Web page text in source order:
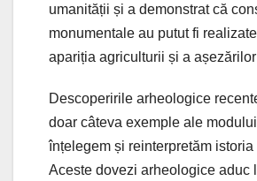
umanității și a demonstrat că
monumentale au putut fi
apariția agriculturii și a
Descoperirile arheologice
doar câteva exemple ale
înțelegem și reinterpretăm istoria
Aceste dovezi arheologice aduc